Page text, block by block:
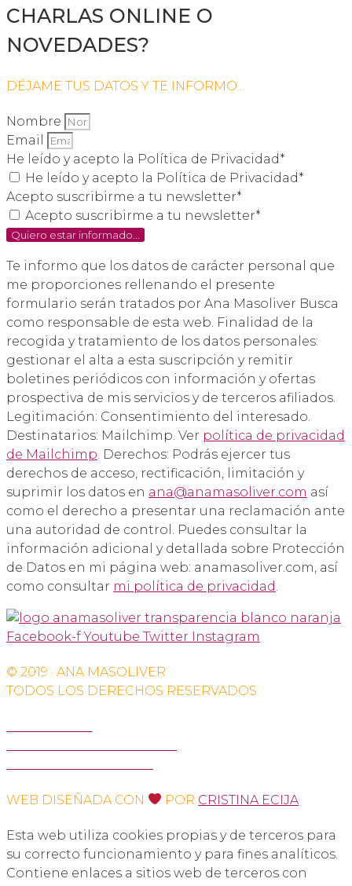
CHARLAS ONLINE O
NOVEDADES?
DÉJAME TUS DATOS Y TE INFORMO...
Nombre
Email
He leído y acepto la Política de Privacidad*
He leído y acepto la Política de Privacidad*
Acepto suscribirme a tu newsletter*
Acepto suscribirme a tu newsletter*
Quiero estar informado...
Te informo que los datos de carácter personal que
me proporciones rellenando el presente
formulario serán tratados por Ana Masoliver Busca
como responsable de esta web. Finalidad de la
recogida y tratamiento de los datos personales:
gestionar el alta a esta suscripción y remitir
boletines periódicos con información y ofertas
prospectiva de mis servicios y de terceros afiliados.
Legitimación: Consentimiento del interesado.
Destinatarios: Mailchimp. Ver política de privacidad
de Mailchimp. Derechos: Podrás ejercer tus
derechos de acceso, rectificación, limitación y
suprimir los datos en ana@anamasoliver.com así
como el derecho a presentar una reclamación ante
una autoridad de control. Puedes consultar la
información adicional y detallada sobre Protección
de Datos en mi página web: anamasoliver.com, así
como consultar mi política de privacidad.
Facebook-f Youtube Twitter Instagram
© 2019 · ANA MASOLIVER
TODOS LOS DERECHOS RESERVADOS
WEB DISEÑADA CON POR CRISTINA ECIJA
Esta web utiliza cookies propias y de terceros para
su correcto funcionamiento y para fines analíticos.
Contiene enlaces a sitios web de terceros con